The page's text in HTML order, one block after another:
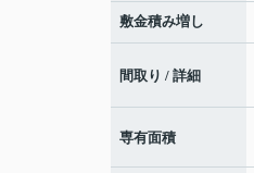
敷金積み増し
間取り / 詳細
専有面積